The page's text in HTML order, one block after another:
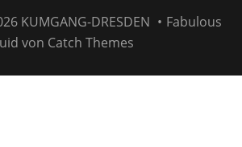
KUMGANG-DRESDEN • Fabulous
von Catch Themes